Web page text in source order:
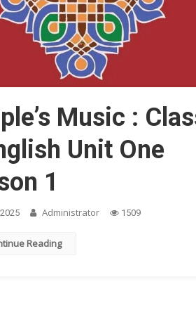
Music :
Unit One
1
Administrator 1509
Reading